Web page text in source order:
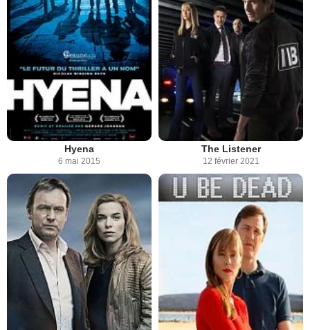
Hyena
6 mai 2015
The Listener
12 février 2021